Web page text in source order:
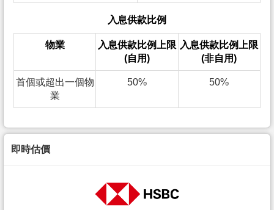
入息供款比例
物業
入息供款比例上限
(自用)
入息供款比例上限
(非自用)
首個或超出一個物
業
50% 50%
即時估價